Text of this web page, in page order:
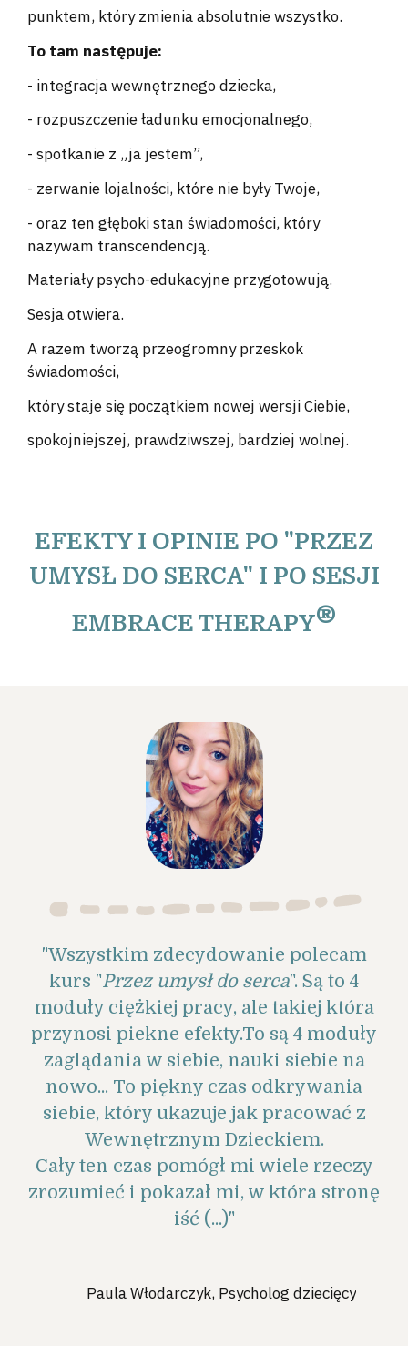
punktem, który zmienia absolutnie wszystko.
To tam następuje:
- integracja wewnętrznego dziecka,
- rozpuszczenie ładunku emocjonalnego,
- spotkanie z „ja jestem”,
- zerwanie lojalności, które nie były Twoje,
- oraz ten głęboki stan świadomości, który
nazywam transcendencją.
Materiały psycho-edukacyjne przygotowują.
Sesja otwiera.
A razem tworzą przeogromny przeskok
świadomości,
który staje się początkiem nowej wersji Ciebie,
spokojniejszej, prawdziwszej, bardziej wolnej.
EFEKTY I OPINIE PO "PRZEZ
UMYSŁ DO SERCA" I PO SESJI
EMBRACE THERAPY®
"Wszystkim zdecydowanie polecam
kurs "Przez umysł do serca". Są to 4
moduły ciężkiej pracy, ale takiej która
przynosi piekne efekty.To są 4 moduły
zaglądania w siebie, nauki siebie na
nowo... To piękny czas odkrywania
siebie, który ukazuje jak pracować z
Wewnętrznym Dzieckiem.
Cały ten czas pomógł mi wiele rzeczy
zrozumieć i pokazał mi, w która stronę
iść (...)"
Paula Włodarczyk, Psycholog dziecięcy